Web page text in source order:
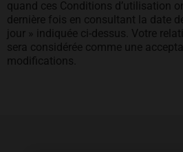
quand ces Conditions d’utilisation
dernière fois en consultant la date
jour » indiquée ci-dessus. Votre
sera considérée comme une
modifications.